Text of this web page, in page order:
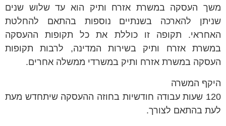
משך העסקה במשרת אזרח ותיק הוא עד שלוש שנים
שניתן להארכה בשנתיים נוספות בהתאם להחלטת
האחראי. תקופה זו כוללת את כל תקופות ההעסקה
במשרת אזרח ותיק בשירות המדינה, לרבות תקופות
העסקה במשרת אזרח ותיק במשרדי ממשלה אחרים.
היקף המשרה
120 שעות עבודה חודשיות בחוזה ההעסקה שיתחדש מעת
לעת בהתאם לצורך.